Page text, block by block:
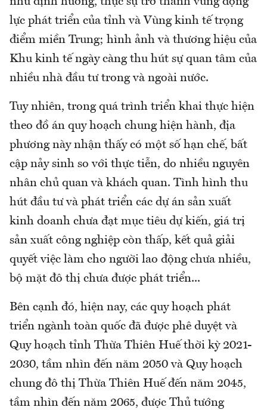
lực phát triển của tỉnh và Vùng kinh tế trọng
điểm miền Trung; hình ảnh và thương hiệu của
Khu kinh tế ngày càng thu hút sự quan tâm của
nhiều nhà đầu tư trong và ngoài nước.
Tuy nhiên, trong quá trình triển khai thực hiện
theo đồ án quy hoạch chung hiện hành, địa
phương này nhận thấy có một số hạn chế, bất
cập nảy sinh so với thực tiễn, do nhiều nguyên
nhân chủ quan và khách quan. Tình hình thu
hút đầu tư và phát triển các dự án sản xuất
kinh doanh chưa đạt mục tiêu dự kiến, giá trị
sản xuất công nghiệp còn thấp, kết quả giải
quyết việc làm cho người lao động chưa nhiều,
bộ mặt đô thị chưa được phát triển...
Bên cạnh đó, hiện nay, các quy hoạch phát
triển ngành toàn quốc đã được phê duyệt và
Quy hoạch tỉnh Thừa Thiên Huế thời kỳ 2021-
2030, tầm nhìn đến năm 2050 và Quy hoạch
chung đô thị Thừa Thiên Huế đến năm 2045,
tầm nhìn đến năm 2065, được Thủ tướng